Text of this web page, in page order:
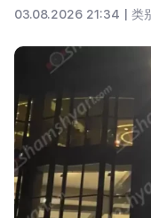
03.08.2026 21:34 | 类